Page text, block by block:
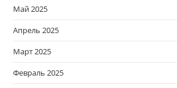
Май 2025
Апрель 2025
Март 2025
Февраль 2025